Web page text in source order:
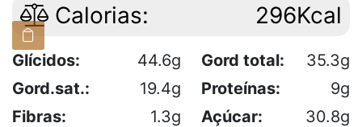
Calorias: 296Kcal
Glícidos: 44.6g Gord total:
35.3g
Gord.sat.:
19.4g Proteínas:
9g
Fibras:
1.3g Açúcar:
30.8g